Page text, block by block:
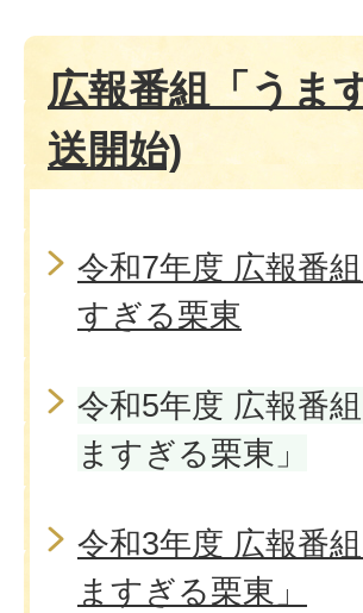
広報番組「うま
送開始)
令和7年度 広報番
すぎる栗東
令和5年度 広報番組
ますぎる栗東」
令和3年度 広報番組
ますぎる栗東」